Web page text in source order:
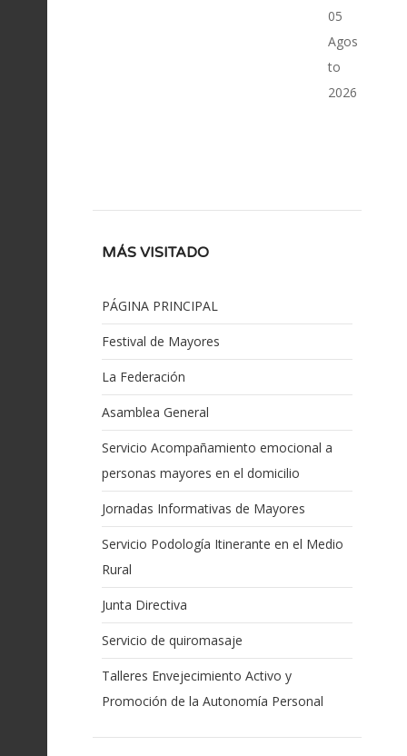
05
Agos
to
2026
MÁS VISITADO
PÁGINA PRINCIPAL
Festival de Mayores
La Federación
Asamblea General
Servicio Acompañamiento emocional a
personas mayores en el domicilio
Jornadas Informativas de Mayores
Servicio Podología Itinerante en el Medio
Rural
Junta Directiva
Servicio de quiromasaje
Talleres Envejecimiento Activo y
Promoción de la Autonomía Personal